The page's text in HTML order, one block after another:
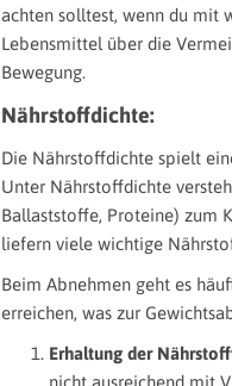
achten solltest, wenn du mit
Lebensmittel über die
Bewegung.
Nährstoffdichte:
Die Nährstoffdichte spielt
Unter Nährstoffdichte
Ballaststoffe, Proteine) zum
liefern viele wichtige
Beim Abnehmen geht es
erreichen, was zur
Erhaltung der
nicht ausreichend mit